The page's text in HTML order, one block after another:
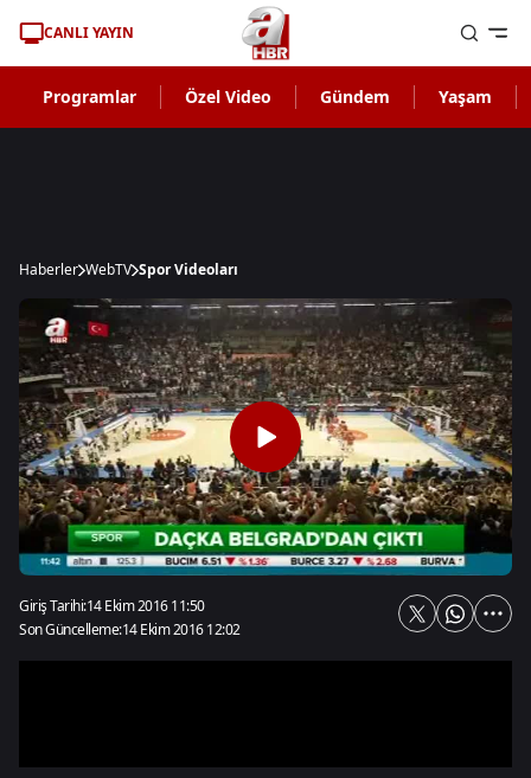
CANLI YAYIN
Programlar Özel Video Gündem Yaşam
Haberler WebTV Spor Videoları
Giriş Tarihi:14 Ekim 2016 11:50
Son Güncelleme:14 Ekim 2016 12:02